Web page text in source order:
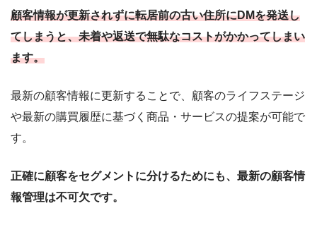
顧客情報が更新されずに転居前の古い住所にDMを発送し
てしまうと、未着や返送で無駄なコストがかかってしまい
ます。
最新の顧客情報に更新することで、顧客のライフステージ
や最新の購買履歴に基づく商品・サービスの提案が可能で
す。
正確に顧客をセグメントに分けるためにも、最新の顧客情
報管理は不可欠です。